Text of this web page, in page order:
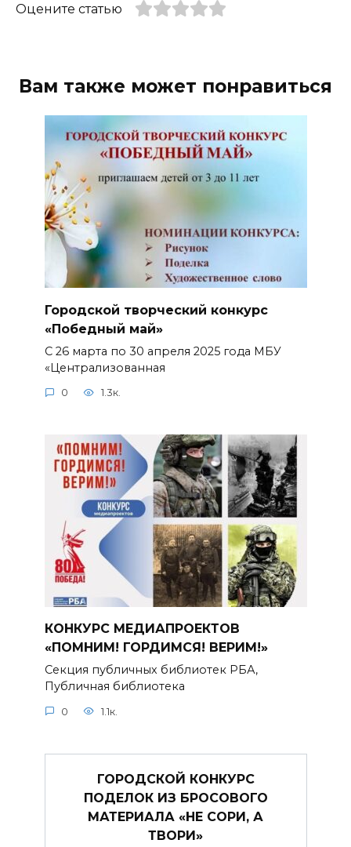
Оцените статью
Вам также может понравиться
Городской творческий конкурс
«Победный май»
С 26 марта по 30 апреля 2025 года МБУ
«Централизованная
0 1.3к.
КОНКУРС МЕДИАПРОЕКТОВ
«ПОМНИМ! ГОРДИМСЯ! ВЕРИМ!»
Секция публичных библиотек РБА,
Публичная библиотека
0 1.1к.
ГОРОДСКОЙ КОНКУРС
ПОДЕЛОК ИЗ БРОСОВОГО
МАТЕРИАЛА «НЕ СОРИ, А
ТВОРИ»